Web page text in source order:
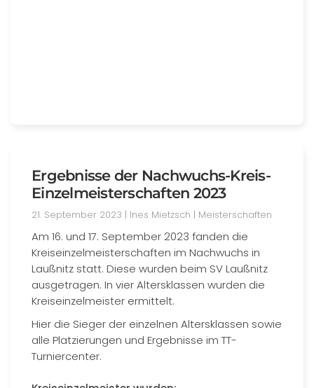
Ergebnisse der Nachwuchs-Kreis-
Einzelmeisterschaften 2023
21. September 2023 | Ines Mietzsch | Meisterschaften
Am 16. und 17. September 2023 fanden die
Kreiseinzelmeisterschaften im Nachwuchs in
Laußnitz statt. Diese wurden beim SV Laußnitz
ausgetragen. In vier Altersklassen wurden die
Kreiseinzelmeister ermittelt.
Hier die Sieger der einzelnen Altersklassen sowie
alle Platzierungen und Ergebnisse im TT-
Turniercenter.